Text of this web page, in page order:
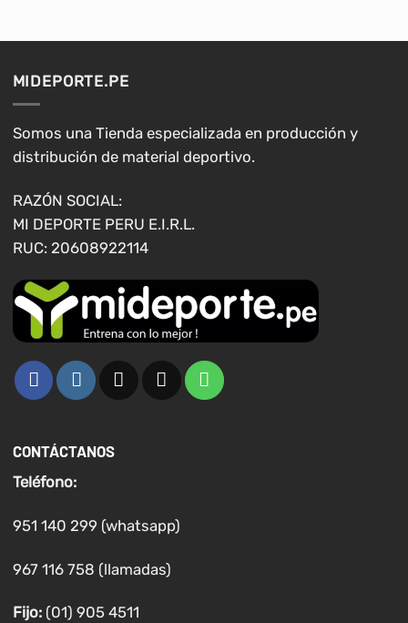
se
pueden
elegir
en
página
de
producto
elegir
en
MIDEPORTE.PE
Somos una Tienda especializada en producción y
distribución de material deportivo.
RAZÓN SOCIAL:
MI DEPORTE PERU E.I.R.L.
RUC: 20608922114
CONTÁCTANOS
Teléfono:
951 140 299 (whatsapp)
967 116 758 (llamadas)
Fijo:(01) 905 4511